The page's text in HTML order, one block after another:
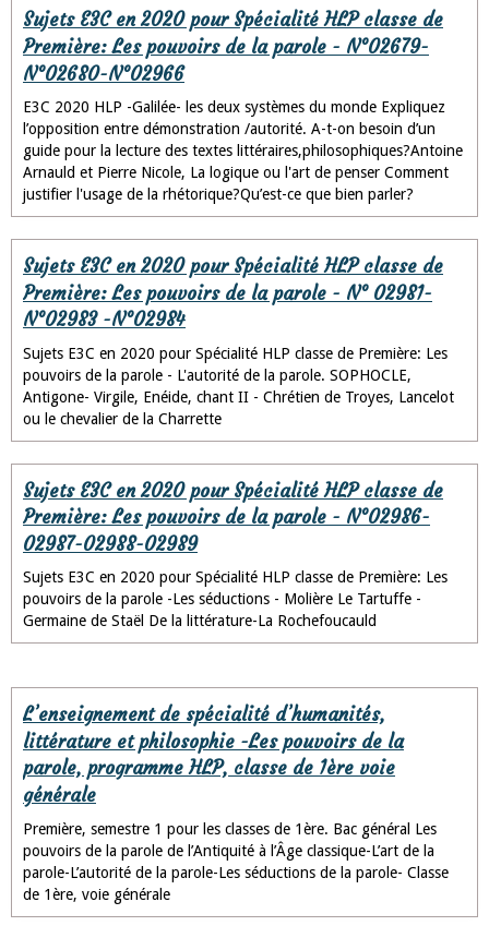
Sujets E3C en 2020 pour Spécialité HLP classe de
Première: Les pouvoirs de la parole - N°02679-
N°02680-N°02966
E3C 2020 HLP -Galilée- les deux systèmes du monde Expliquez
l’opposition entre démonstration /autorité. A-t-on besoin d’un
guide pour la lecture des textes littéraires,philosophiques?Antoine
Arnauld et Pierre Nicole, La logique ou l'art de penser Comment
justifier l'usage de la rhétorique?Qu’est-ce que bien parler?
Sujets E3C en 2020 pour Spécialité HLP classe de
Première: Les pouvoirs de la parole - N° 02981-
N°02983 -N°02984
Sujets E3C en 2020 pour Spécialité HLP classe de Première: Les
pouvoirs de la parole - L'autorité de la parole. SOPHOCLE,
Antigone- Virgile, Enéide, chant II - Chrétien de Troyes, Lancelot
ou le chevalier de la Charrette
Sujets E3C en 2020 pour Spécialité HLP classe de
Première: Les pouvoirs de la parole - N°02986-
02987-02988-02989
Sujets E3C en 2020 pour Spécialité HLP classe de Première: Les
pouvoirs de la parole -Les séductions - Molière Le Tartuffe -
Germaine de Staël De la littérature-La Rochefoucauld
L’enseignement de spécialité d’humanités,
littérature et philosophie -Les pouvoirs de la
parole, programme HLP, classe de 1ère voie
générale
Première, semestre 1 pour les classes de 1ère. Bac général Les
pouvoirs de la parole de l’Antiquité à l’Âge classique-L’art de la
parole-L’autorité de la parole-Les séductions de la parole- Classe
de 1ère, voie générale